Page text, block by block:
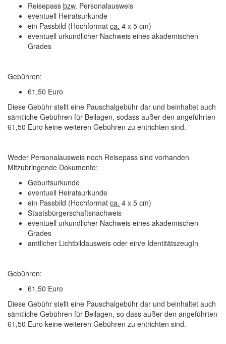
Reisepass bzw. Personalausweis
eventuell Heiratsurkunde
ein Passbild (Hochformat ca. 4 x 5 cm)
eventuell urkundlicher Nachweis eines akademischen
Grades
Gebühren:
61,50 Euro
Diese Gebühr stellt eine Pauschalgebühr dar und beinhaltet auch
sämtliche Gebühren für Beilagen, sodass außer den angeführten
61,50 Euro keine weiteren Gebühren zu entrichten sind.
Weder Personalausweis noch Reisepass sind vorhanden
Mitzubringende Dokumente:
Geburtsurkunde
eventuell Heiratsurkunde
ein Passbild (Hochformat ca. 4 x 5 cm)
Staatsbürgerschaftsnachweis
eventuell urkundlicher Nachweis eines akademischen
Grades
amtlicher Lichtbildausweis oder ein/e IdentitätszeugIn
Gebühren:
61,50 Euro
Diese Gebühr stellt eine Pauschalgebühr dar und beinhaltet auch
sämtliche Gebühren für Beilagen, so dass außer den angeführten
61,50 Euro keine weiteren Gebühren zu entrichten sind.